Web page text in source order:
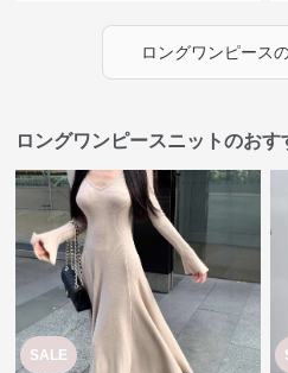
ロングワンピース
ロングワンピースニットのおす
SALE